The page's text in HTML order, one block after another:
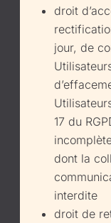
droit
jour, de
17 du
dont la
interdite
droit de